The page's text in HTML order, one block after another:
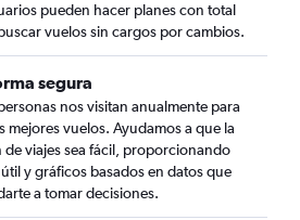
pueden hacer planes con total
vuelos sin cargos por cambios.
segura
nos visitan anualmente para
mejores vuelos. Ayudamos a que la
de viajes sea fácil, proporcionando
y gráficos basados en datos que
a tomar decisiones.